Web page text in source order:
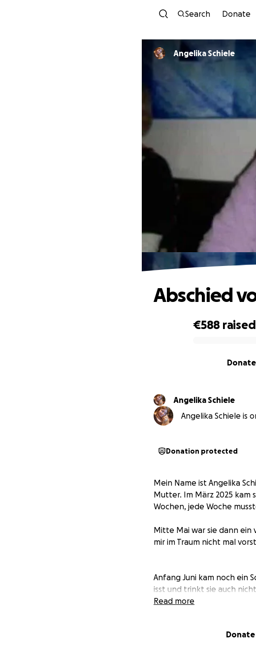
Search Donate
Angelika Schiele
€588 raised
Donate
Abschied
Angelika Schiele
Angelika Schiele is
Donation protected
Mein Name ist Angelika
Mutter. Im März 2025 kam
Wochen, jede Woche
Mitte Mai war sie dann ein
mir im Traum nicht mal
Anfang Juni kam noch ein
isst und trinkt sie auch
nur noch eine Frage der
Read more
Donate